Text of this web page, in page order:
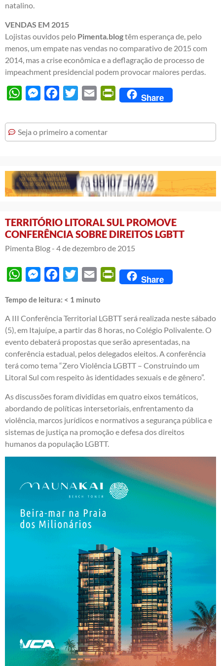
natalino.
VENDAS EM 2015
Lojistas ouvidos pelo Pimenta.blogtêm esperança de, pelo
menos, um empate nas vendas no comparativo de 2015 com
2014, mas a crise econômica e a deflagração de processo de
impeachment presidencial podem provocar maiores perdas.
WhatsAppMessengerFacebook
Twitter Email PrintFriendly
Share
Seja o primeiro a comentar
TERRITÓRIO LITORAL SUL PROMOVE
CONFERÊNCIA SOBRE DIREITOS LGBTT
Pimenta Blog - 4 de dezembro de 2015
WhatsAppMessengerFacebook
Twitter Email PrintFriendly
Share
Tempo de leitura: < 1 minuto
A III Conferência Territorial LGBTT será realizada neste sábado
(5), em Itajuípe, a partir das 8 horas, no Colégio Polivalente. O
evento debaterá propostas que serão apresentadas, na
conferência estadual, pelos delegados eleitos. A conferência
terá como tema “Zero Violência LGBTT – Construindo um
Litoral Sul com respeito às identidades sexuais e de gênero”.
As discussões foram divididas em quatro eixos temáticos,
abordando de políticas intersetoriais, enfrentamento da
violência, marcos jurídicos e normativos a segurança pública e
sistemas de justiça na promoção e defesa dos direitos
humanos da população LGBTT.